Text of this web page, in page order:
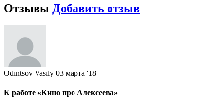
Отзывы Добавить отзыв
Odintsov Vasily 03 марта '18
К работе «Кино про Алексеева»